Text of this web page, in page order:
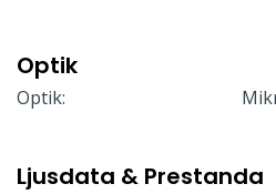
Optik
Optik:
Ljusdata & Prestanda